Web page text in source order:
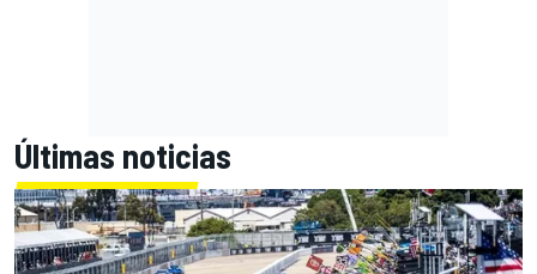
Últimas noticias